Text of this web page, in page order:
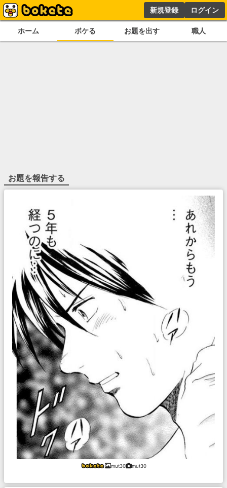
新規登録 ログイン
ホーム ボケる お題を出す 職人
お題を報告する
mut30 mut30